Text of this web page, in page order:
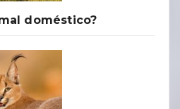
doméstico?